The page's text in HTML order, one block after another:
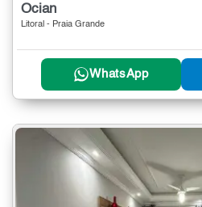
Ocian
Litoral - Praia Grande
WhatsApp